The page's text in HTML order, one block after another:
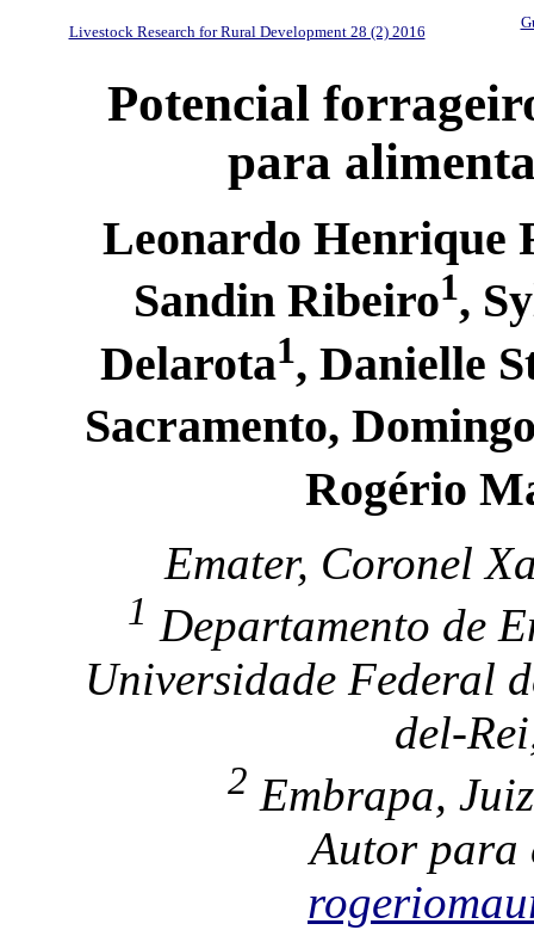
Livestock Research for Rural Development 28 (2) 2016
Potencial
para
Leonardo Henrique
Sandin Ribeiro1,
Delarota1, Danielle
Sacramento,
Rogério
Emater, Coronel
1 Departamento de
Universidade Federal
del-
2 Embrapa,
Autor para